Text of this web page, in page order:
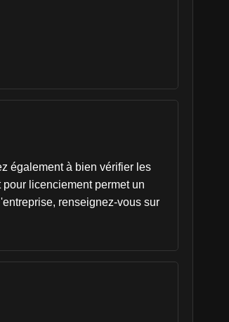
également à bien vérifier les
licenciement permet un
renseignez-vous sur